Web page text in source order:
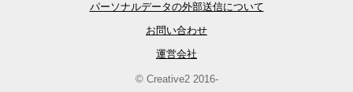
パーソナルデータの外部送信について
お問い合わせ
運営会社
© Creative2 2016-